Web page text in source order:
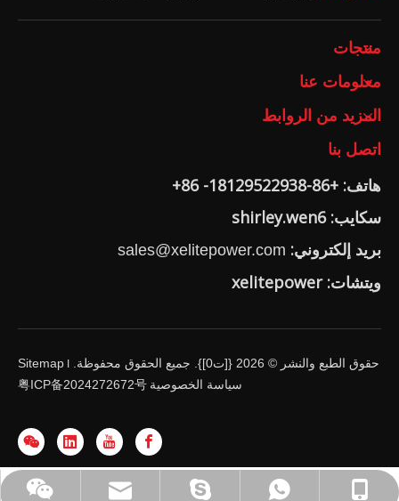
منتجات
معلومات عنا
المزيد من الروابط
+86-18129522938واتساب: 18129522938 -86 shirley.wen6
sales@xelitepower.com
رمز الاستجابة السريعة وي شات
اتصل بنا
هاتف: +86-18129522938- 86+
سكايب: shirley.wen6
بريد إلكتروني: sales@xelitepower.com
ويتشات: xelitepower
حقوق الطبع والنشر © 2026 {[ت0]}. جميع الحقوق محفوظة. Sitemap
سياسة الخصوصية 粤ICP备2024272672号